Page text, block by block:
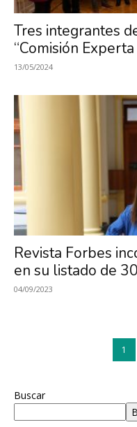
Tres integrantes
“Comisión Experta
13/05/2024
Revista Forbes
en su listado de
04/09/2023
1
Buscar